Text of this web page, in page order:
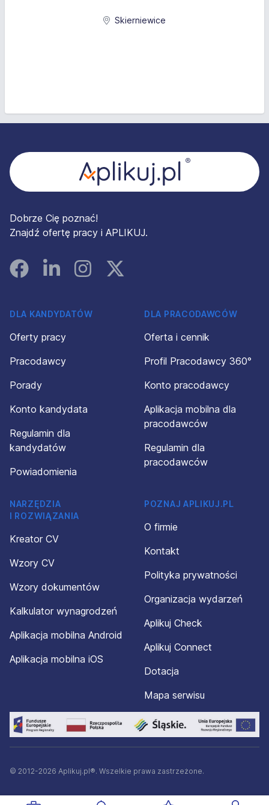
Skierniewice
Dobrze Cię poznać!
Znajdź ofertę pracy i APLIKUJ.
FacebookLinked InInstagramInstagram
DLA KANDYDATÓW
Oferty pracy
Pracodawcy
Porady
Konto kandydata
Regulamin dla
kandydatów
Powiadomienia
DLA PRACODAWCÓW
Oferta i cennik
Profil Pracodawcy 360°
Konto pracodawcy
Aplikacja mobilna dla
pracodawców
Regulamin dla
pracodawców
NARZĘDZIA
I ROZWIĄZANIA
Kreator CV
Wzory CV
Wzory dokumentów
Kalkulator wynagrodzeń
Aplikacja mobilna Android
Aplikacja mobilna iOS
POZNAJ APLIKUJ.PL
O firmie
Kontakt
Polityka prywatności
Organizacja wydarzeń
Aplikuj Check
Aplikuj Connect
Dotacja
Mapa serwisu
© 2012-2026 Aplikuj.pl®. Wszelkie prawa zastrzeżone.